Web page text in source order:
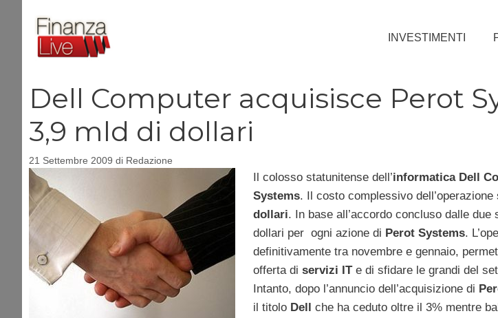
contenuto
INVESTIMENTI
Dell Computer acquisisce Perot
3,9 mld di dollari
21 Settembre 2009 di Redazione
Il colosso statunitense dell’informatica Dell
Systems. Il costo complessivo dell’operazione
dollari. In base all’accordo concluso dalle due
dollari per ogni azione di Perot Systems.
definitivamente tra novembre e gennaio,
offerta di servizi IT e di sfidare le grandi del
Intanto, dopo l’annuncio dell’acquisizione di
il titolo Dell che ha ceduto oltre il 3% mentre